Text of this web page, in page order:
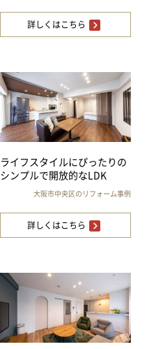
詳しくはこちら
ライフスタイルにぴったりの
シンプルで開放的なLDK
大阪市中央区のリフォーム事例
詳しくはこちら